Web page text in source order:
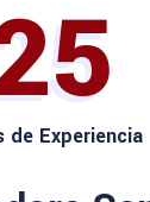
de Experiencia